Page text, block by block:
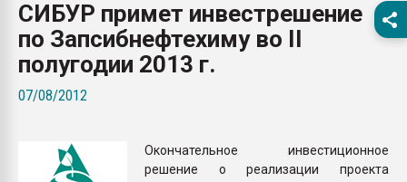
28.07.2026
ситуацией на
СИБУР примет инвестрешение
по Запсибнефтехиму во II
полугодии 2013 г.
07/08/2012
Окончательное инвестиционное
решение о реализации проекта